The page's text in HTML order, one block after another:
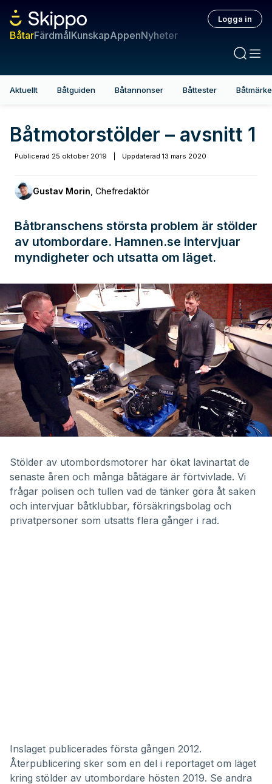
BåtarFärdmålKunskapAppenNyheter
Logga in
Aktuellt Båtguiden Båtannonser Båttester
Båtmotorstölder – avsnitt 1
Publicerad 25 oktober 2019 Uppdaterad 13 mars 2020
Gustav Morin Chefredaktör
Båtbranschens största problem är stölder
av utombordare. Hamnen.se intervjuar
myndigheter och utsatta om läget.
minutes,
seconds
Stölder av utombordsmotorer har ökat lavinartat de
senaste åren och många båtägare är förtvivlade. Vi
frågar polisen och tullen vad de tänker göra åt saken
och intervjuar båtklubbar, försäkringsbolag och
privatpersoner som utsatts flera gånger i rad.
Inslaget publicerades första gången 2012.
Återpublicering sker som en del i reportaget om läget
kring stölder av utombordare hösten 2019. Se andra